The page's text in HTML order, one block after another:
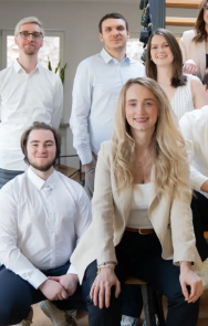
Feature von
Stile für
Mit Elementor 4
schon lange
Das macht
auch ein